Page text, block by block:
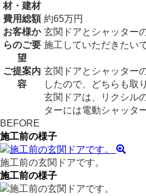
材・建材
費用総額 約65万円
お客様か
らのご要
望
玄関ドアとシャッター
施工していただきたいで
ご提案内
容
玄関ドアとシャッター
したので、どちらも取
玄関ドアは、リクシル
ターには電動シャッタ
BEFORE
施工前の様子
施工前の玄関ドアです。
施工前の様子